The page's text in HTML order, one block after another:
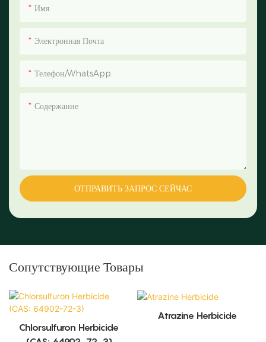
Имя
Электронная Почта
Телефон/WhatsApp
Содержание
ОТПРАВИТЬ ЗАПРОС СЕЙЧАС
Сопутствующие Товары
Chlorsulfuron Herbicide
Atrazine Herbicide